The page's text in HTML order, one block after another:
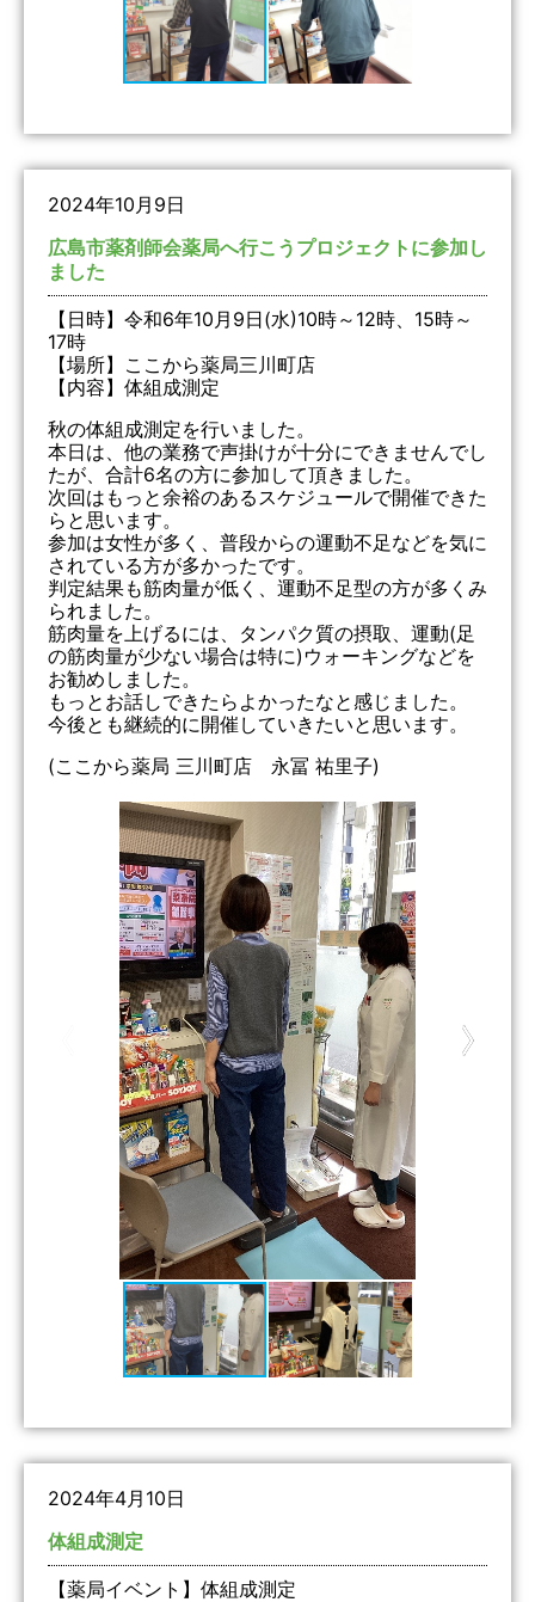
2024年10月9日
広島市薬剤師会薬局へ行こうプロジェクトに参加し
ました
【日時】令和6年10月9日(水)10時～12時、15時～
17時
【場所】ここから薬局三川町店
【内容】体組成測定
秋の体組成測定を行いました。
本日は、他の業務で声掛けが十分にできませんでし
たが、合計6名の方に参加して頂きました。
次回はもっと余裕のあるスケジュールで開催できた
らと思います。
参加は女性が多く、普段からの運動不足などを気に
されている方が多かったです。
判定結果も筋肉量が低く、運動不足型の方が多くみ
られました。
筋肉量を上げるには、タンパク質の摂取、運動(足
の筋肉量が少ない場合は特に)ウォーキングなどを
お勧めしました。
もっとお話しできたらよかったなと感じました。
今後とも継続的に開催していきたいと思います。
(ここから薬局 三川町店 永冨 祐里子)
2024年4月10日
体組成測定
【薬局イベント】体組成測定